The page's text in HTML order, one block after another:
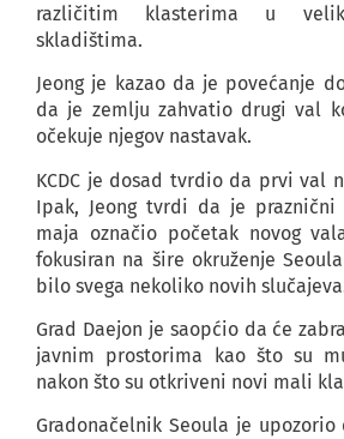
različitim klasterima u
skladištima.
Jeong je kazao da je povećanje
da je zemlju zahvatio drugi val
očekuje njegov nastavak.
KCDC je dosad tvrdio da prvi val
Ipak, Jeong tvrdi da je praznični
maja označio početak novog
fokusiran na šire okruženje
bilo svega nekoliko novih
Grad Daejon je saopćio da će
javnim prostorima kao što su
nakon što su otkriveni novi mali
Gradonačelnik Seoula je